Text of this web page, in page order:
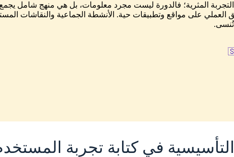
المثرية؛ فالدورة ليست مجرد معلومات، بل هي منهج شامل
العملي على مواقع وتطبيقات حية. الأنشطة الجماعية والنقاشات
تُنسى.
في كتابة تجربة